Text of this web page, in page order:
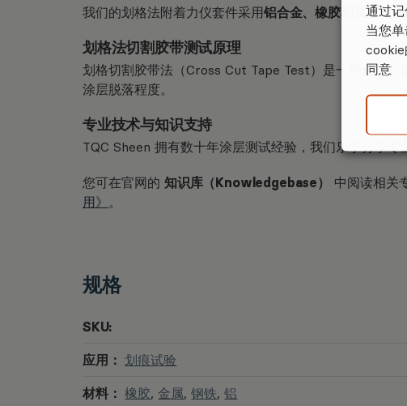
我们的划格法附着力仪套件采用铝合金、橡胶和真空硬
划格法切割胶带测试原理
划格切割胶带法（Cross Cut Tape Test）是一种通过
涂层脱落程度。
专业技术与知识支持
TQC Sheen 拥有数十年涂层测试经验，我们乐于分享专
您可在官网的 知识库（Knowledgebase） 中阅读相关
用》 。
规格
SKU:
应用： 划痕试验
材料： 橡胶, 金属,钢铁,铝
通过
当您
cookie
同意